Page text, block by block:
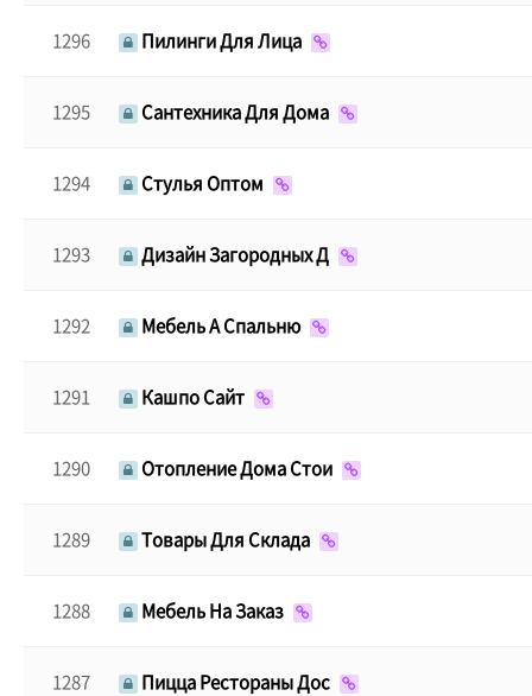
1296 Пилинги Для Лица
1295 Сантехника Для Дома
1294 Стулья Оптом
1293 Дизайн Загородных Д
1292 Мебель А Спальню
1291 Кашпо Сайт
1290 Отопление Дома Стои
1289 Товары Для Склада
1288 Мебель На Заказ
1287 Пицца Рестораны Дос